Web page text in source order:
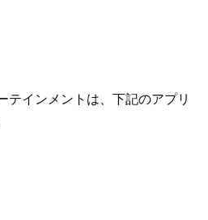
テインメントは、下記のアプリ